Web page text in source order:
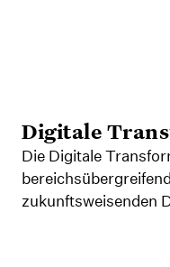
Digitale
Die Digitale
zukunftsweisenden